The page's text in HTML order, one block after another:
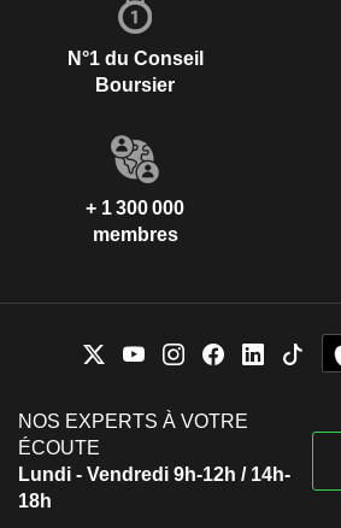
N°1 du Conseil
Boursier
+ 1 300 000
membres
NOS EXPERTS À VOTRE
ÉCOUTE
Lundi - Vendredi 9h-12h / 14h-
18h